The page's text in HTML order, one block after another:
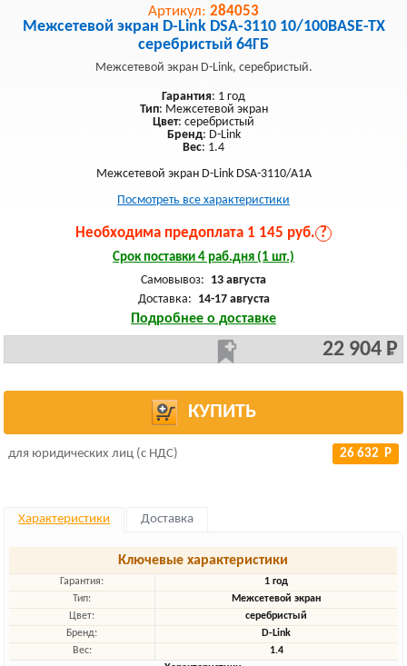
Артикул: 284053
Межсетевой экран D-Link DSA-3110 10/100BASE-TX
серебристый 64ГБ
Межсетевой экран D-Link, серебристый.
Гарантия: 1 год
Тип: Межсетевой экран
Цвет: серебристый
Бренд: D-Link
Вес: 1.4
Межсетевой экран D-Link DSA-3110/A1A
Посмотреть все характеристики
Необходима предоплата 1 145 руб. ?
Срок поставки 4 раб.дня (1 шт.)
Самовывоз: 13 августа
Доставка: 14-17 августа
Подробнее о доставке
22 904 Р
КУПИТЬ
для юридических лиц (с НДС) 26 632 Р
Характеристики Доставка
Ключевые характеристики
Гарантия:
1 год
Тип:
Межсетевой экран
Цвет:
серебристый
Бренд:
D-Link
Вес:
1.4